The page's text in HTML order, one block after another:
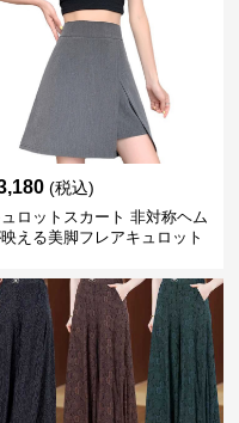
(税込)
ロットスカート 非対称ヘム
える美脚フレアキュロット